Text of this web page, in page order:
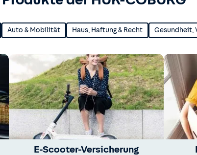
Auto & Mobilität Haus, Haftung & Recht Gesundheit,
E-Scooter-Versicherung